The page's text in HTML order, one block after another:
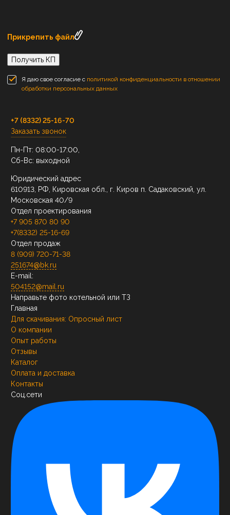
Прикрепить файл
Получить КП
Я даю свое согласие с политикой конфиденциальности в отношении
обработки персональных данных
+7 (8332) 25-16-70
Заказать звонок
Пн-Пт: 08:00-17:00,
Сб-Вс: выходной
Юридический адрес
610913, РФ, Кировская обл., г. Киров п. Садаковский, ул.
Московская 40/9
Отдел проектирования
+7 905 870 80 90
+7(8332) 25-16-69
Отдел продаж
8 (909) 720-71-38
251674@bk.ru
E-mail:
504152@mail.ru
Направьте фото котельной или ТЗ
Главная
Для скачивания: Опросный лист
О компании
Опыт работы
Отзывы
Каталог
Оплата и доставка
Контакты
Соц.сети